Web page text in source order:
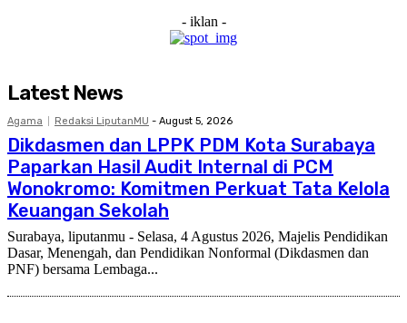
- iklan -
Latest News
Agama Redaksi LiputanMU - August 5, 2026
Dikdasmen dan LPPK PDM Kota Surabaya
Paparkan Hasil Audit Internal di PCM
Wonokromo: Komitmen Perkuat Tata Kelola
Keuangan Sekolah
Surabaya, liputanmu - Selasa, 4 Agustus 2026, Majelis Pendidikan
Dasar, Menengah, dan Pendidikan Nonformal (Dikdasmen dan
PNF) bersama Lembaga...